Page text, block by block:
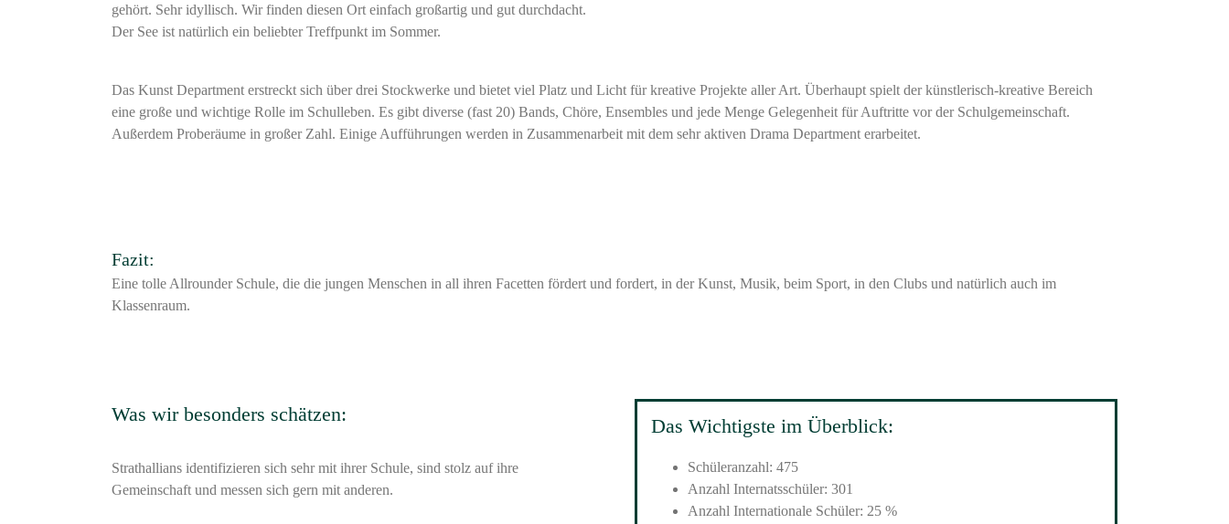
gehört. Sehr idyllisch. Wir finden diesen Ort einfach großartig und gut durchdacht.
Der See ist natürlich ein beliebter Treffpunkt im Sommer.
Das Kunst Department erstreckt sich über drei Stockwerke und bietet viel Platz und Licht für kreative Projekte aller Art. Überhaupt spielt der künstlerisch-kreative Bereich
eine große und wichtige Rolle im Schulleben. Es gibt diverse (fast 20) Bands, Chöre, Ensembles und jede Menge Gelegenheit für Auftritte vor der Schulgemeinschaft.
Außerdem Proberäume in großer Zahl. Einige Aufführungen werden in Zusammenarbeit mit dem sehr aktiven Drama Department erarbeitet.
Fazit:
Eine tolle Allrounder Schule, die die jungen Menschen in all ihren Facetten fördert und fordert, in der Kunst, Musik, beim Sport, in den Clubs und natürlich auch im
Klassenraum.
Was wir besonders schätzen:
Strathallians identifizieren sich sehr mit ihrer Schule, sind stolz auf ihre
Gemeinschaft und messen sich gern mit anderen.
Das Wichtigste im Überblick:
Schüleranzahl: 475
Anzahl Internatsschüler: 301
Anzahl Internationale Schüler: 25 %